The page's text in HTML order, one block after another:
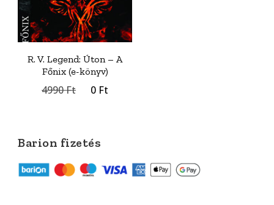
R. V. Legend: Úton – A
Főnix (e-könyv)
4990Ft
Original
0 Ft
Barion fizetés